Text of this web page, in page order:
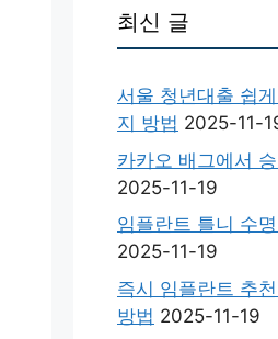
최신 글
서울 청년대출 쉽
지 방법 2025-11-
카카오 배그에서
2025-11-19
임플란트 틀니 수
2025-11-19
즉시 임플란트 추
방법 2025-11-19